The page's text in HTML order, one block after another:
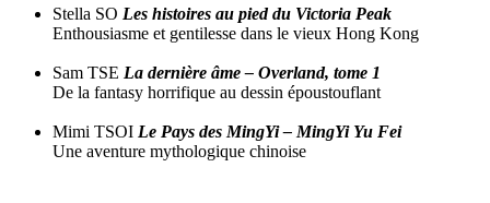
Stella SO Les histoires au pied du Victoria Peak
Enthousiasme et gentilesse dans le vieux Hong Kong
Sam TSE La dernière âme – Overland, tome 1
De la fantasy horrifique au dessin époustouflant
Mimi TSOI Le Pays des MingYi – MingYi Yu Fei
Une aventure mythologique chinoise